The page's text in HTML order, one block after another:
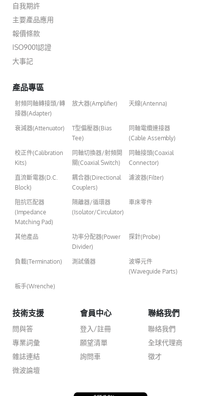
自我期許
主要產品應用
報價條款
ISO9001認證
大事記
產品專區
射頻同軸轉接頭/轉
接器(Adapter)
放大器(Amplifier) 天線(Antenna)
衰減器(Attenuator)
T型偏壓器(Bias
Tee)
同軸電纜連接器
(Cable Assembly)
校正件(Calibration
Kits)
同軸切換器/射頻開
關(Coaxial Switch)
同軸接頭(Coaxial
Connector)
直流斷電器(D.C.
Block)
耦合器(Directional
Couplers)
濾波器(Filter)
阻抗匹配器
(Impedance
Matching Pad)
隔離器/循環器
(Isolator/Circulator)
車床零件
其他產品
功率分配器(Power
Divider)
探針(Probe)
負載(Termination) 測試儀器
波導元件
(Waveguide Parts)
板手(Wrenche)
技術支援
問與答
專業詞彙
雜誌連結
微波論壇
會員中心
登入/註冊
願望清單
詢問車
聯絡我們
聯絡我們
全球代理商
徵才